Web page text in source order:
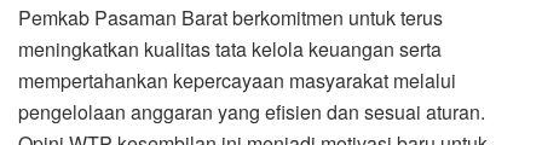
Pemkab Pasaman Barat berkomitmen untuk terus
meningkatkan kualitas tata kelola keuangan serta
mempertahankan kepercayaan masyarakat melalui
pengelolaan anggaran yang efisien dan sesuai aturan.